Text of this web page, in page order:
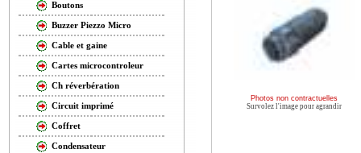
Boutons
Buzzer Piezzo Micro
Cable et gaine
Cartes microcontroleur
Ch réverbération
Circuit imprimé
Coffret
Condensateur
Photos non contractuelles
Survolez l'image pour agrandir